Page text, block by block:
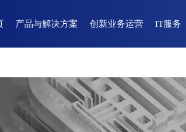
产品与解决方案 创新业务运营 IT服务